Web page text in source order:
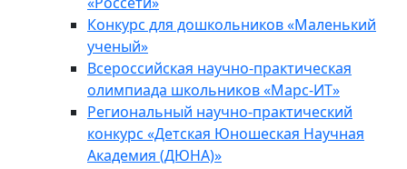
Конкурс для дошкольников «Маленький
ученый»
Всероссийская научно-практическая
олимпиада школьников «Марс-ИТ»
Региональный научно-практический
конкурс «Детская Юношеская Научная
Академия (ДЮНА)»